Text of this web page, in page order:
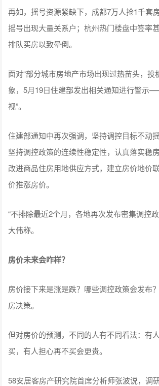
再如，摇号资源紧缺下，成都7万人抢1千套
摇号出现大量关系户；杭州热门楼盘中签率
排队买房以致晕倒。
面对“部分城市房地产市场出现过热苗头，投
象，5月19日住建部发出相关通知进行警示
视”。
住建部通知中再次强调，坚持调控目标不动
坚持调控政策的连续性稳定性，认真落实稳
改进商品住房用地供应方式，建立房价地价
价推涨房价。
“不排除最近2个月，各地再次发布密集调控
大伟称。
房价未来会咋样？
房价接下来是涨是跌？哪些调控政策会发布
房决策。
但对房价的预测，不同的人有不同看法：有
买，有人担心再不买会更贵。
58安居客房产研究院首席分析师张波说，调